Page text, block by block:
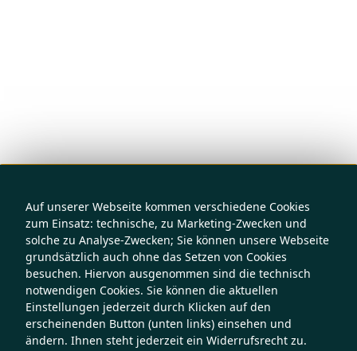
Auf unserer Webseite kommen verschiedene Cookies
zum Einsatz: technische, zu Marketing-Zwecken und
solche zu Analyse-Zwecken; Sie können unsere Webseite
grundsätzlich auch ohne das Setzen von Cookies
besuchen. Hiervon ausgenommen sind die technisch
notwendigen Cookies. Sie können die aktuellen
Einstellungen jederzeit durch Klicken auf den
erscheinenden Button (unten links) einsehen und
ändern. Ihnen steht jederzeit ein Widerrufsrecht zu.